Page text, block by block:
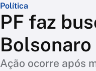
Política
PF faz
Bolsonaro
Ação ocorre após